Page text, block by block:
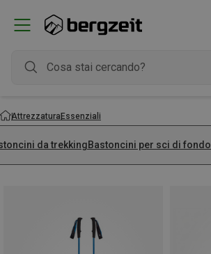
AttrezzaturaEssenziali
da trekkingBastoncini per sci di fondo